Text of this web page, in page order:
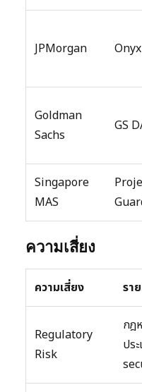
JPMorgan Onyx
Goldman
Sachs
GS
Singapore
MAS
ความเสี่ยง
ความเสี่ยง รา
Regulatory
Risk
กฎ
ปร